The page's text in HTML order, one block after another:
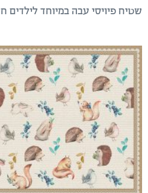
שטיח פיויסי עבה במיוחד לילדים